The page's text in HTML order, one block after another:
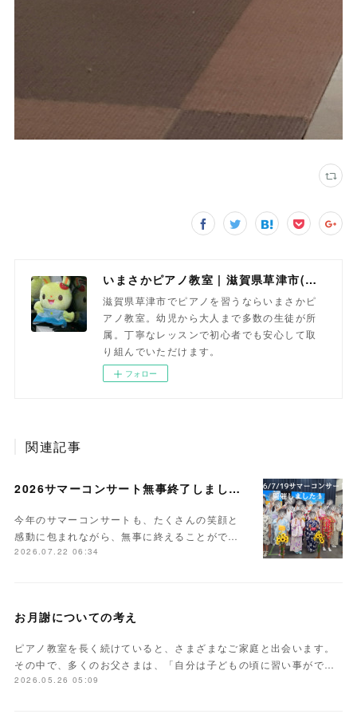
いまさかピアノ教室 | 滋賀県草津市(南草津)のピアノ教室
滋賀県草津市でピアノを習うならいまさかピ
アノ教室。幼児から大人まで多数の生徒が所
属。丁寧なレッスンで初心者でも安心して取
り組んでいただけます。
フォロー
関連記事
2026サマーコンサート無事終了しました。
今年のサマーコンサートも、たくさんの笑顔と
感動に包まれながら、無事に終えることがで…
2026.07.22 06:34
お月謝についての考え
ピアノ教室を長く続けていると、さまざまなご家庭と出会います。
その中で、多くのお父さまは、「自分は子どもの頃に習い事がで…
2026.05.26 05:09